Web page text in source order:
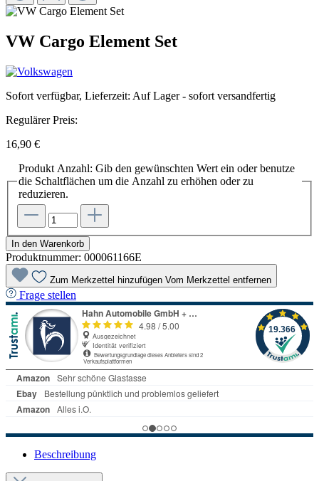
VW Cargo Element Set
Sofort verfügbar, Lieferzeit: Auf Lager - sofort versandfertig
Regulärer Preis:
16,90 €
Produkt Anzahl: Gib den gewünschten Wert ein oder benutze
die Schaltflächen um die Anzahl zu erhöhen oder zu
reduzieren.
In den Warenkorb
Produktnummer: 000061166E
Zum Merkzettel hinzufügen Vom Merkzettel entfernen
Frage stellen
Beschreibung